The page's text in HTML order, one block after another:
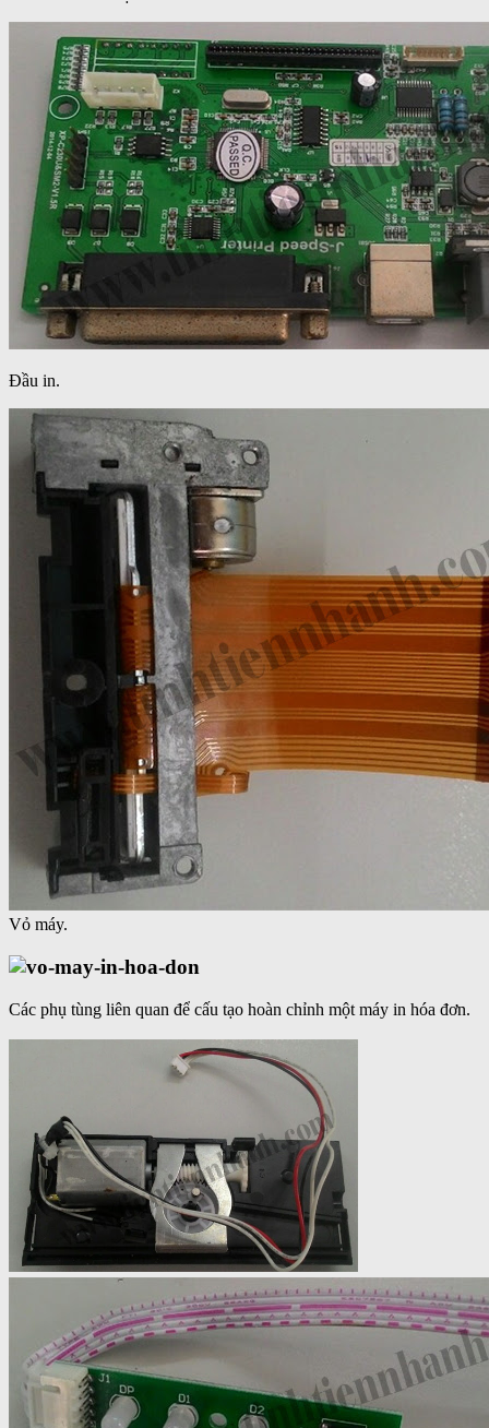
Đầu in.
Vỏ máy.
Các phụ tùng liên quan để cấu tạo hoàn chỉnh một máy in hóa đơn.